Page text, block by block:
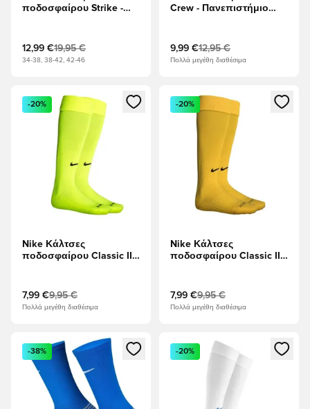
ποδοσφαίρου Strike -
12,99 €19,95 €
34-38, 38-42, 42-46
Crew - Πανεπιστήμιο
9,99 €12,95 €
Πολλά μεγέθη διαθέσιμα
Ανοίγει ένα Modal για να συνδεθείτε ή να εγγραφείτε ως
-20%
Nike Κάλτσες
ποδοσφαίρου Classic II -
7,99 €9,95 €
Πολλά μεγέθη διαθέσιμα
Ανοίγει ένα Modal για να
-20%
Nike Κάλτσες
ποδοσφαίρου Classic II -
7,99 €9,95 €
Πολλά μεγέθη διαθέσιμα
Ανοίγει ένα Modal για να συνδεθείτε ή να εγγραφείτε ως
-38%
Ανοίγει ένα Modal για να
-20%